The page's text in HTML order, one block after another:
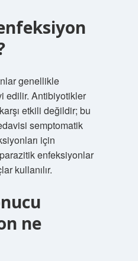
genellikle
edilir. Antibiyotikler
etkili değildir; bu
semptomatik
için
enfeksiyonlar
kullanılır.
ne